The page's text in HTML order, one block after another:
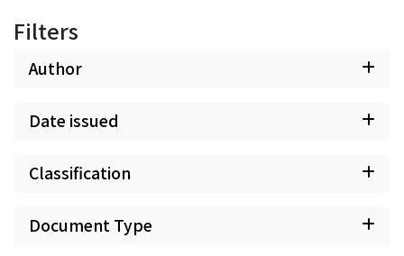
Filters
Author
Date issued
Classification
Document Type